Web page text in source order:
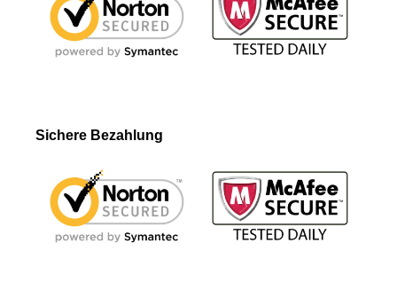
Sichere Bezahlung